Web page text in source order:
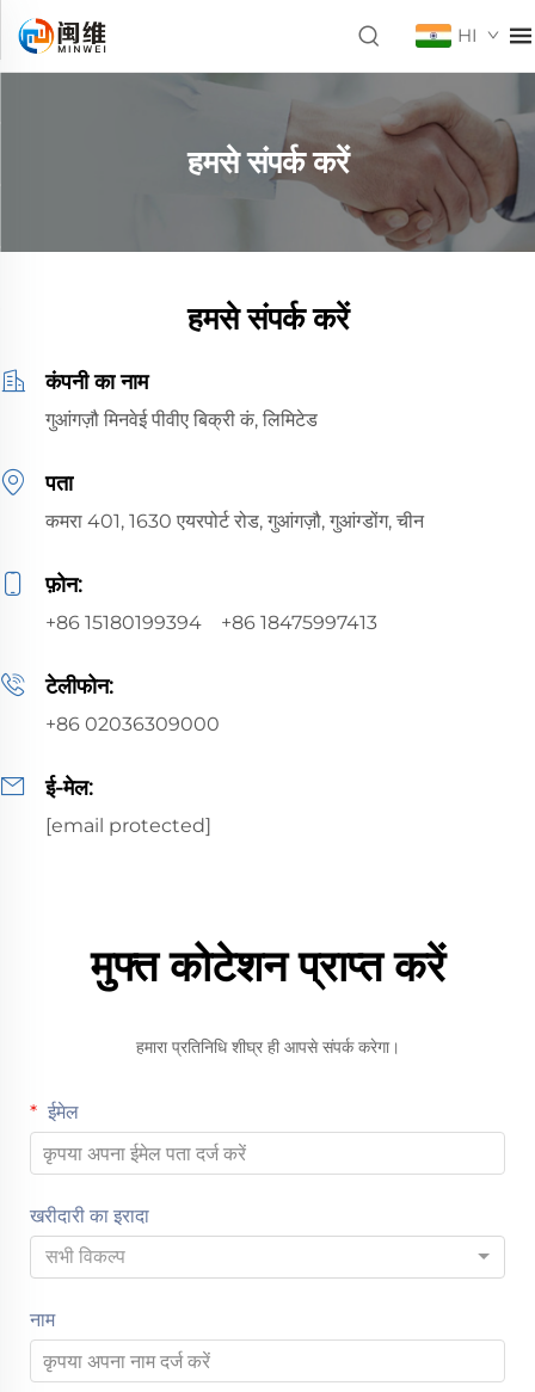
HI
हमसे संपर्क करें
हमसे संपर्क करें
कंपनी का नाम
गुआंगज़ौ मिनवेई पीवीए बिक्री कं, लिमिटेड
पता
कमरा 401, 1630 एयरपोर्ट रोड, गुआंगज़ौ, गुआंग्डोंग, चीन
फ़ोन:
+86 15180199394 +86 18475997413
टेलीफोन:
+86 02036309000
ई-मेल:
[email protected]
मुफ्त कोटेशन प्राप्त करें
हमारा प्रतिनिधि शीघ्र ही आपसे संपर्क करेगा।
ईमेल
खरीदारी का इरादा
सभी विकल्प
नाम